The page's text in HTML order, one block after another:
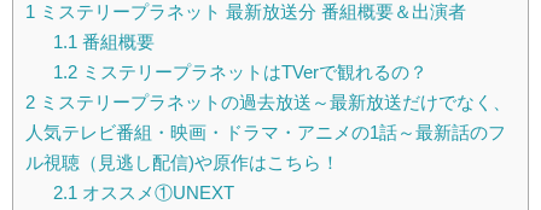
1 ミステリープラネット 最新放送分 番組概要＆出演者
1.1 番組概要
1.2ミステリープラネットはTVerで観れるの？
2 ミステリープラネットの過去放送～最新放送だけでなく、
人気テレビ番組・映画・ドラマ・アニメの1話～最新話のフ
ル視聴（見逃し配信)や原作はこちら！
2.1 オススメ①UNEXT